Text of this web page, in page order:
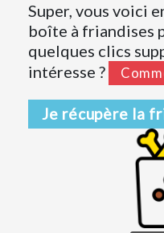
Super, vous voici
boîte à friandises
quelques clics
intéresse ?
Je récupère la